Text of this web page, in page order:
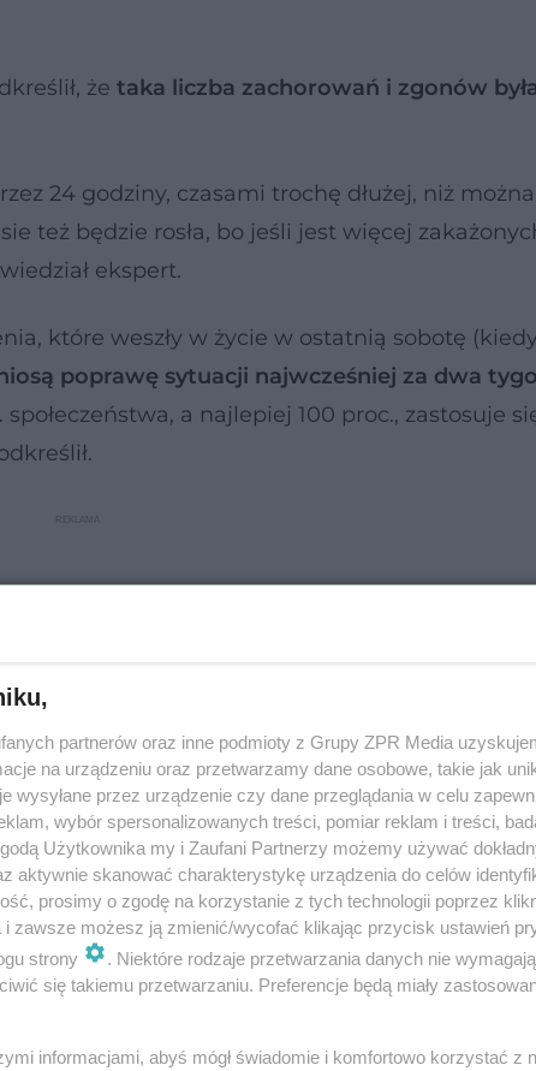
że taka liczba zachorowań i zgonów
24 godziny, czasami trochę dłużej, niż
też będzie rosła, bo jeśli jest więcej
ekspert.
które weszły w życie w ostatnią sobotę
poprawę sytuacji najwcześniej za dwa
a najlepiej 100 proc., zastosuje
w woj. mazowieckim (2026), małopolskim
odnotowano: w śląskim 1262, łódzkim
pomorskim 776, lubelskim 715, dolnośląskim
412, lubuskim 379, warmińsko-
partnerów oraz inne podmioty z Grupy ZPR Media
na urządzeniu oraz przetwarzamy dane osobowe, takie jak
wysyłane przez urządzenie czy dane przeglądania w celu
wybór spersonalizowanych treści, pomiar reklam i treści,
Użytkownika my i Zaufani Partnerzy możemy używać
aktywnie skanować charakterystykę urządzenia do celów
prosimy o zgodę na korzystanie z tych technologii poprzez
i zawsze możesz ją zmienić/wycofać klikając przycisk ustawień
strony
. Niektóre rodzaje przetwarzania danych nie
się takiemu przetwarzaniu. Preferencje będą miały
informacjami, abyś mógł świadomie i komfortowo korzystać z